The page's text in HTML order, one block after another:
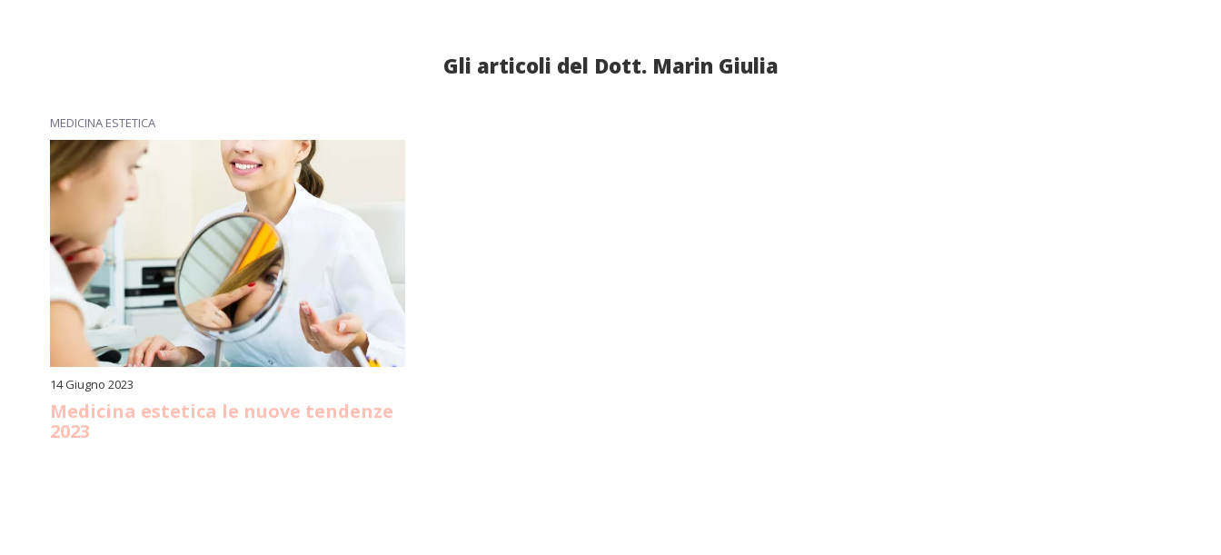
Gli articoli del Dott. Marin Giulia
MEDICINA ESTETICA
14 Giugno 2023
Medicina estetica le nuove tendenze
2023